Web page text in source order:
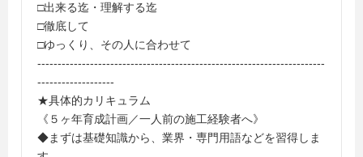
□出来る迄・理解する迄
□徹底して
□ゆっくり、その人に合わせて
-----------------------------------------------------------------------
-------------------
★具体的カリキュラム
《５ヶ年育成計画／一人前の施工経験者へ》
◆まずは基礎知識から、業界・専門用語などを習得しま